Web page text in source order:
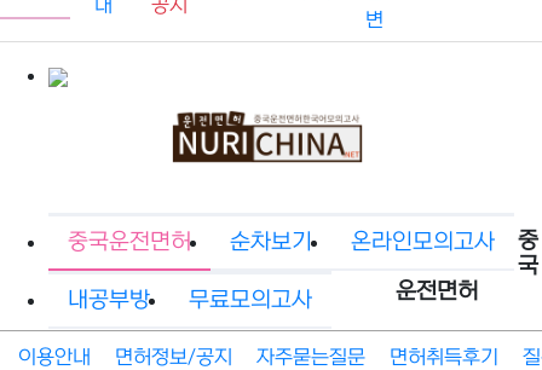
내
공지
변
중국운전면허 순차보기 온라인모의고사
내공부방 무료모의고사
중
국
운전면허
이용안내 면허정보/공지 자주묻는질문 면허취득후기